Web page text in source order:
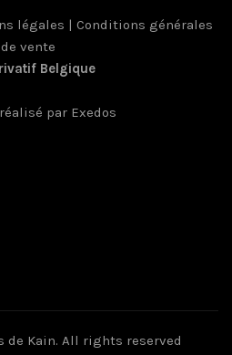
légales | Conditions générales
de vente
Belgique
par Exedos
de Kain. All rights reserved